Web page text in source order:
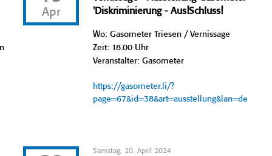
Apr
'Diskriminierung - Aus!Schluss!
Wo: Gasometer Triesen / Vernissage
Zeit: 18.00 Uhr
Veranstalter: Gasometer
https://gasometer.li/?
page=67&id=38&art=ausstellung&lan=de
Samstag, 20. April 2024